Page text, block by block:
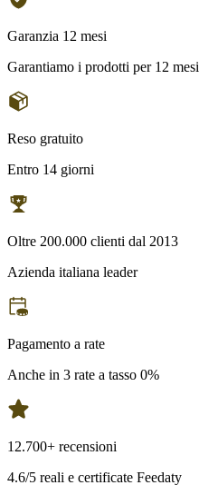
Garanzia 12 mesi
Garantiamo i prodotti per 12 mesi
Reso gratuito
Entro 14 giorni
Oltre 200.000 clienti dal 2013
Azienda italiana leader
Pagamento a rate
Anche in 3 rate a tasso 0%
12.700+ recensioni
4.6/5 reali e certificate Feedaty